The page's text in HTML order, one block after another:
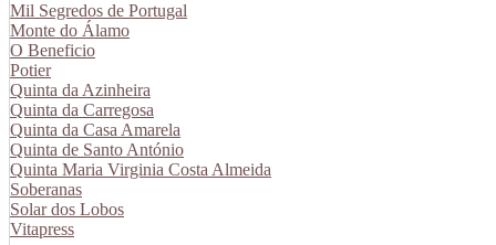
Mil Segredos de Portugal
Monte do Álamo
O Beneficio
Potier
Quinta da Azinheira
Quinta da Carregosa
Quinta da Casa Amarela
Quinta de Santo António
Quinta Maria Virginia Costa Almeida
Soberanas
Solar dos Lobos
Vitapress